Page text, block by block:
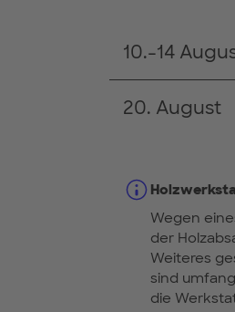
10.-14
20. August
Wegen
der
Weiteres
sind
die